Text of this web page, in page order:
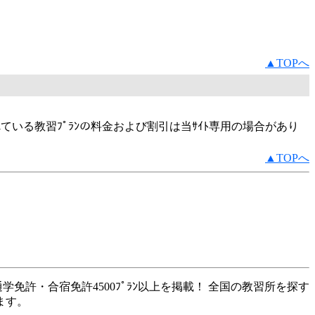
▲TOPへ
る教習ﾌﾟﾗﾝの料金および割引は当ｻｲﾄ専用の場合があり
▲TOPへ
免許・合宿免許4500ﾌﾟﾗﾝ以上を掲載！ 全国の教習所を探す
。